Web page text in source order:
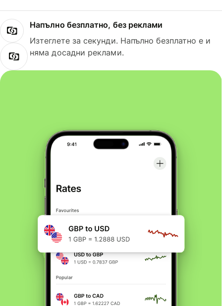
Напълно безплатно, без реклами
Изтеглете за секунди. Напълно безплатно е и
няма досадни реклами.